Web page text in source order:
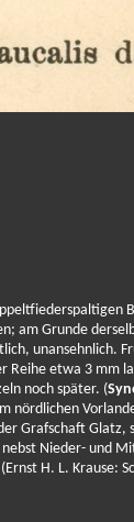
am Grunde
unansehnlich.
Reihe etwa 3 mm
noch später. (
nördlichen
Grafschaft Glatz,
Nieder- und
H. L. Krause: